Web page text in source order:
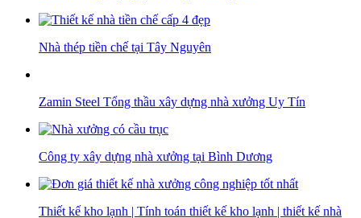
Nhà thép tiền chế tại Tây Nguyên
Zamin Steel Tổng thầu xây dựng nhà xưởng Uy Tín
Công ty xây dựng nhà xưởng tại Bình Dương
Thiết kế kho lạnh | Tính toán thiết kế kho lạnh | thiết kế nhà